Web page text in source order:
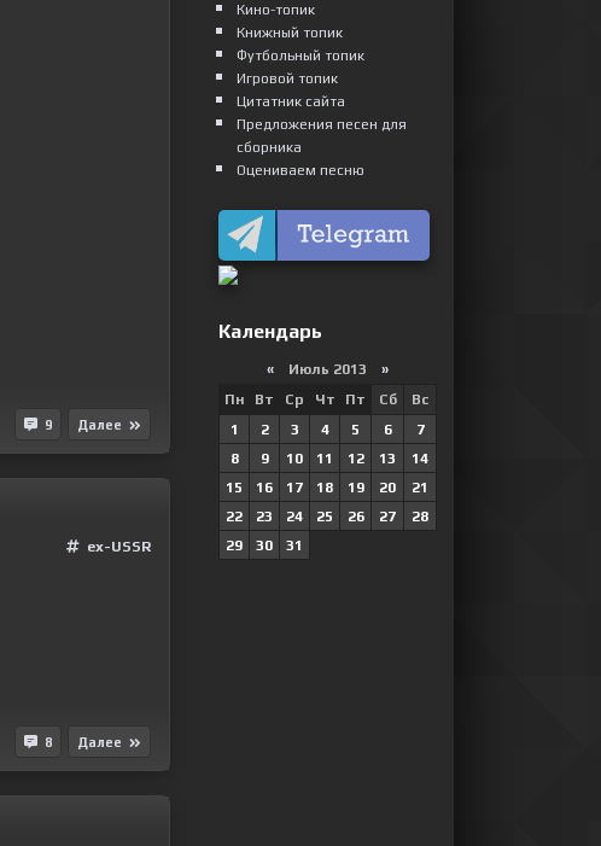
9 Далее
ex-USSR
8 Далее
Кино-топик
Книжный топик
Футбольный топик
Игровой топик
Цитатник сайта
Предложения песен для
сборника
Оцениваем песню
Календарь
«Июль 2013 »
Пн
Вт Ср Чт Пт Сб
Вс
1
2 3 4 5 6
7
8
9 10 11 12 13
14
15
16 17 18 19 20
21
22
23 24 25 26 27
28
29
30 31